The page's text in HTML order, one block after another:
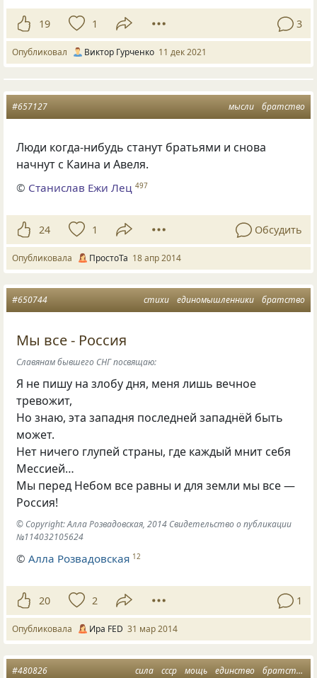
19 1 3
Опубликовал Виктор Гурченко 11 дек 2021
мысли братство
#657127
Люди когда-нибудь станут братьями и снова
начнут с Каина и Авеля.
© Станислав Ежи Лец 497
24 1 Обсудить
Опубликовала ПростоТа 18 апр 2014
стихи единомышленники братство
#650744
Мы все - Россия
Славянам бывшего СНГ посвящаю:
Я не пишу на злобу дня, меня лишь вечное
тревожит,
Но знаю, эта западня последней западнёй быть
может.
Нет ничего глупей страны, где каждый мнит себя
Мессией…
Мы перед Небом все равны и для земли мы все —
Россия!
© Copyright: Алла Розвадовская, 2014 Свидетельство о публикации
№114032105624
©Алла Розвадовская 12
20 2 1
Опубликовала Ира FED 31 мар 2014
сила ссср мощь единство братство
#480826